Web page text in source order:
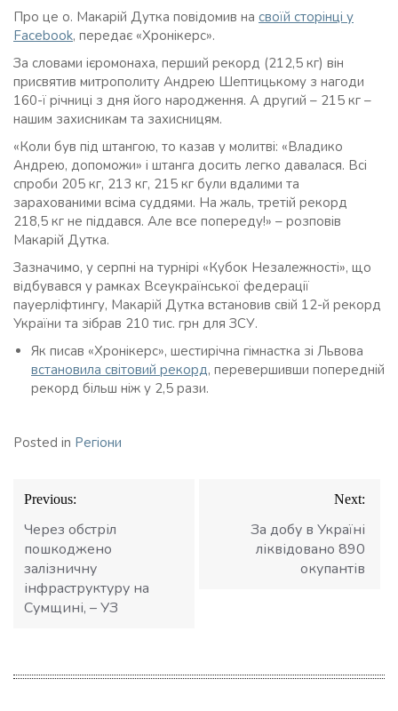
Про це о. Макарій Дутка повідомив на своїй сторінці у
Facebook, передає «Хронікерс».
За словами ієромонаха, перший рекорд (212,5 кг) він
присвятив митрополиту Андрею Шептицькому з нагоди
160-ї річниці з дня його народження. А другий – 215 кг –
нашим захисникам та захисницям.
«Коли був під штангою, то казав у молитві: «Владико
Андрею, допоможи» і штанга досить легко давалася. Всі
спроби 205 кг, 213 кг, 215 кг були вдалими та
зарахованими всіма суддями. На жаль, третій рекорд
218,5 кг не піддався. Але все попереду!» – розповів
Макарій Дутка.
Зазначимо, у серпні на турнірі «Кубок Незалежності», що
відбувався у рамках Всеукраїнської федерації
пауерліфтингу, Макарій Дутка встановив свій 12-й рекорд
України та зібрав 210 тис. грн для ЗСУ.
Як писав «Хронікерс», шестирічна гімнастка зі Львова
встановила світовий рекорд, перевершивши попередній
рекорд більш ніж у 2,5 рази.
Posted in Регіони
Навігація
записів
Previous:
Через обстріл
пошкоджено
залізничну
інфраструктуру на
Сумщині, – УЗ
Next:
За добу в Україні
ліквідовано 890
окупантів